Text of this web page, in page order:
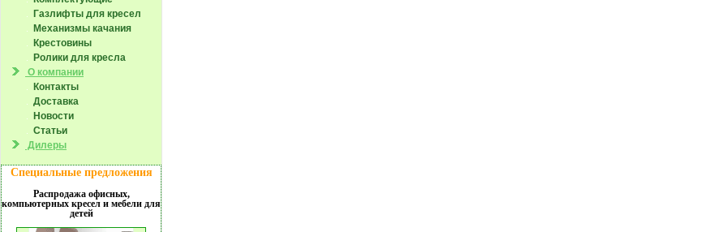
Газлифты для кресел
Механизмы качания
Крестовины
Ролики для кресла
О компании
Контакты
Доставка
Новости
Статьи
Дилеры
Специальные предложения
Распродажа офисных,
компьютерных кресел и мебели для
детей